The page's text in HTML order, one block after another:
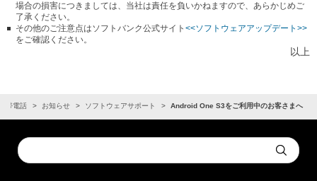
場合の損害につきましては、当社は責任を負いかねますので、あらかじめご
了承ください。
その他のご注意点はソフトバンク公式サイト <<ソフトウェアアップデート>>
をご確認ください。
以上
帯電話 お知らせ ソフトウェアサポート Android One S3をご利用中のお客さまへ
Conduct
a
Submit